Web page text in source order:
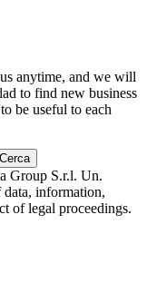
anytime, and we will
to find new business
be useful to each
Group S.r.l. Un.
information,
of legal proceedings.